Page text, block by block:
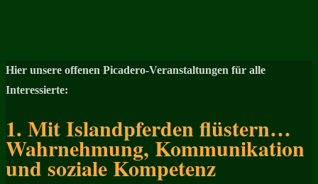
Hier unsere offenen Picadero-Veranstaltungen für alle
Interessierte:
1. Mit Islandpferden flüstern…
Wahrnehmung, Kommunikation
und soziale Kompetenz